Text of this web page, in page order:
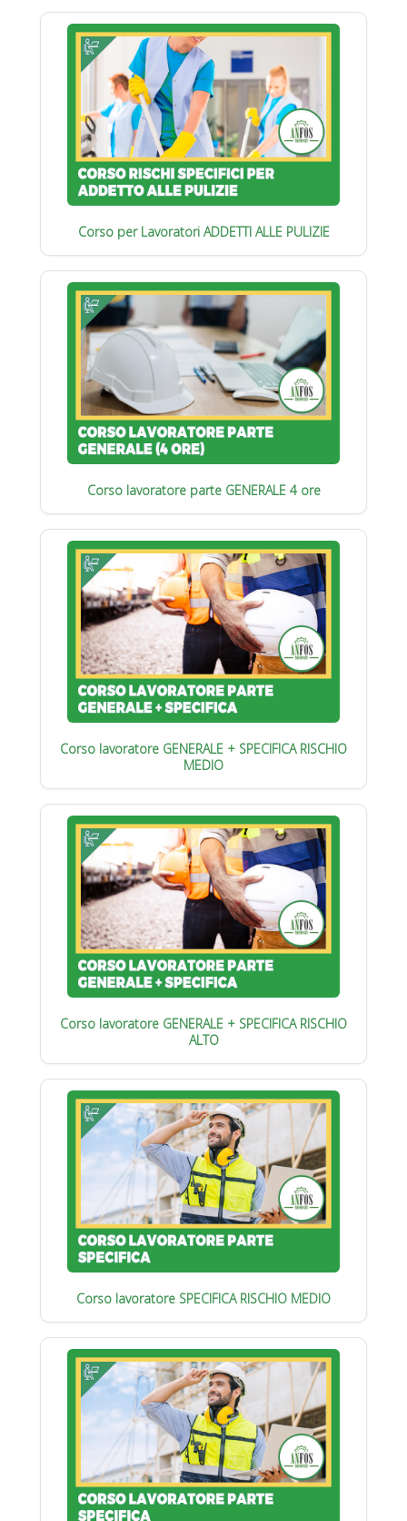
Corso per Lavoratori ADDETTI ALLE PULIZIE
Corso lavoratore parte GENERALE 4 ore
Corso lavoratore GENERALE + SPECIFICA RISCHIO
MEDIO
Corso lavoratore GENERALE + SPECIFICA RISCHIO
ALTO
Corso lavoratore SPECIFICA RISCHIO MEDIO